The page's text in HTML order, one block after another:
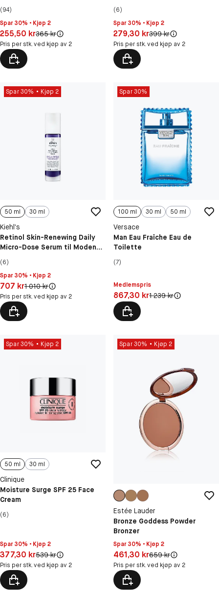
(94)
Spar 30% • Kjøp 2
Pris: 255,50 kr
255,50 krOriginal pris:
365 kr
Pris per stk. ved kjøp av 2
(6)
Spar 30% • Kjøp 2
Pris: 279,30 kr
279,30 krOriginal pris:
399 kr
Pris per stk. ved kjøp av 2
Spar 30% Kjøp 2
50 ml 30 ml
Kiehl’s
Retinol Skin-Renewing Daily
Micro-Dose Serum til Moden
(6)
Spar 30% • Kjøp 2
Pris: 707 kr
707 krOriginal pris:
1 010 kr
Pris per stk. ved kjøp av 2
Spar 30%
100 ml 30 ml 50 ml
Versace
Man Eau Fraîche Eau de
Toilette
(7)
Medlemspris
Pris: 867,30 kr
867,30 krOriginal pris:
1 239 kr
Spar 30% Kjøp 2
50 ml 30 ml
Clinique
Moisture Surge SPF 25 Face
Cream
(6)
Spar 30% • Kjøp 2
Pris: 377,30 kr
377,30 krOriginal pris:
539 kr
Pris per stk. ved kjøp av 2
Spar 30% Kjøp 2
Estée Lauder
Bronze Goddess Powder
Bronzer
Spar 30% • Kjøp 2
Pris: 461,30 kr
461,30 krOriginal pris:
659 kr
Pris per stk. ved kjøp av 2